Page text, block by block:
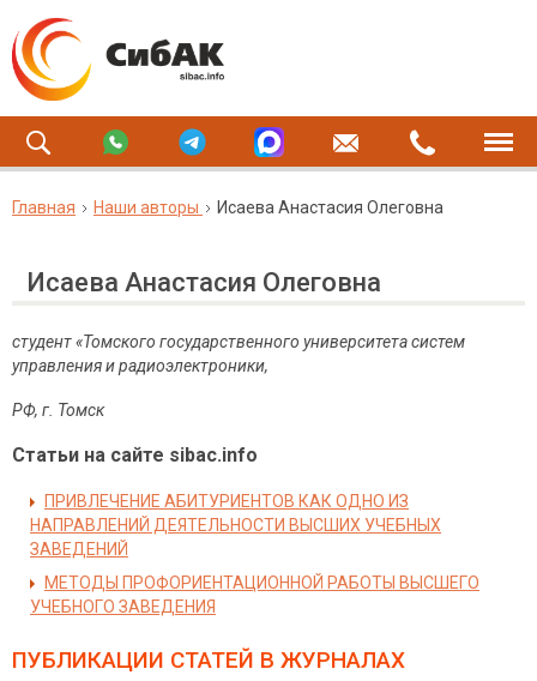
Главная Наши авторы Исаева Анастасия Олеговна
Исаева Анастасия Олеговна
студент «Томского государственного университета систем
управления и радиоэлектроники,
РФ, г. Томск
Статьи на сайте sibac.info
ПРИВЛЕЧЕНИЕ АБИТУРИЕНТОВ КАК ОДНО ИЗ
НАПРАВЛЕНИЙ ДЕЯТЕЛЬНОСТИ ВЫСШИХ УЧЕБНЫХ
ЗАВЕДЕНИЙ
МЕТОДЫ ПРОФОРИЕНТАЦИОННОЙ РАБОТЫ ВЫСШЕГО
УЧЕБНОГО ЗАВЕДЕНИЯ
ПУБЛИКАЦИИ СТАТЕЙ В ЖУРНАЛАХ